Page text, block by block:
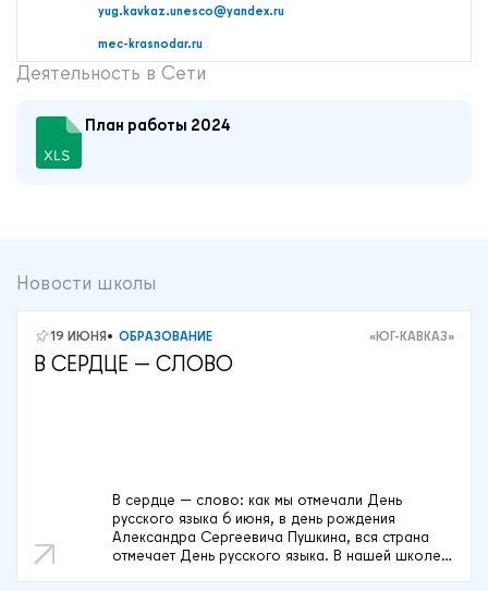
САШ ЮНЕСКО в РФ
Новости
Международные дни
Кафедры ЮНЕСКО РФ
yug.kavkaz.unesco@yandex.ru
mec-krasnodar.ru
Деятельность в Сети
План работы 2024
Новости школы
19 ИЮНЯ ОБРАЗОВАНИЕ «ЮГ-КАВКАЗ»
В СЕРДЦЕ — СЛОВО
В сердце — слово: как мы отмечали День
русского языка 6 июня, в день рождения
Александра Сергеевича Пушкина, вся страна
отмечает День русского языка. В нашей школе,